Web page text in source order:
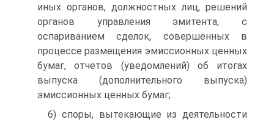
иных органов, должностных лиц, решений
органов управления эмитента, с
оспариванием сделок, совершенных в
процессе размещения эмиссионных ценных
бумаг, отчетов (уведомлений) об итогах
выпуска (дополнительного выпуска)
эмиссионных ценных бумаг;
6) споры, вытекающие из деятельности